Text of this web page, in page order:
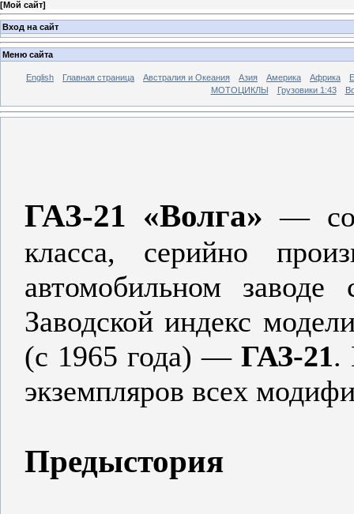
[Мой сайт]
Вход на сайт
Меню сайта
English Главная страница Австралия и Океания Азия Америка Африка
МОТОЦИКЛЫ
Грузовики 1:43
ГАЗ-21 «Волга» —
класса, серийно
автомобильном
Заводской индекс
(с 1965 года) — ГАЗ-21.
экземпляров всех
Предыстория